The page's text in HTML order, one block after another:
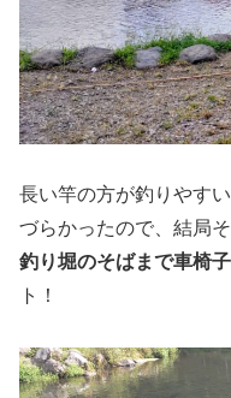
長い竿の方が釣りやす
づらかったので、結局
釣り堀のそばまで車椅
ト！